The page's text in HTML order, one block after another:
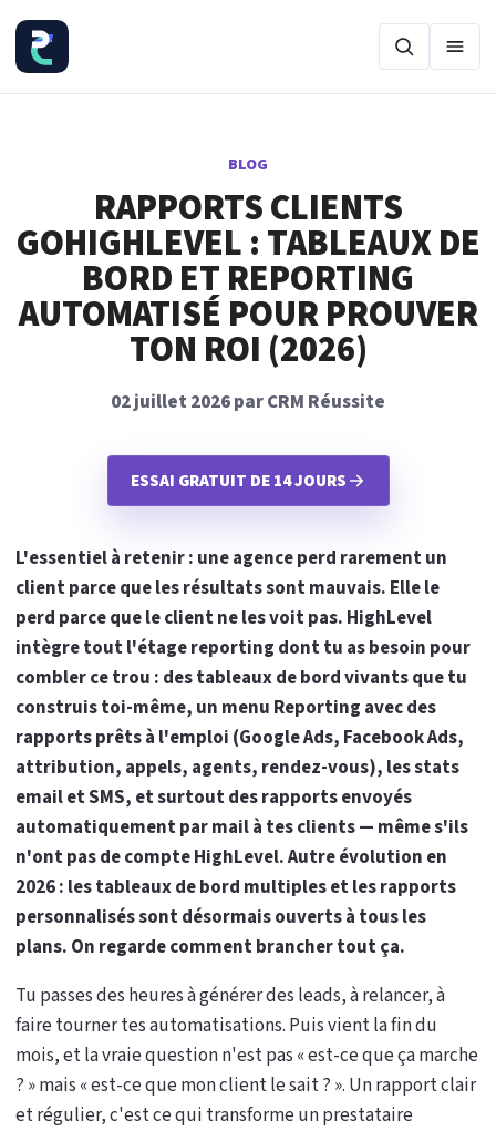
BLOG
RAPPORTS CLIENTS
GOHIGHLEVEL : TABLEAUX DE
BORD ET REPORTING
AUTOMATISÉ POUR PROUVER
TON ROI (2026)
02 juillet 2026 par CRM Réussite
ESSAI GRATUIT DE 14 JOURS
L'essentiel à retenir : une agence perd rarement un
client parce que les résultats sont mauvais. Elle le
perd parce que le client ne les voit pas. HighLevel
intègre tout l'étage reporting dont tu as besoin pour
combler ce trou : des tableaux de bord vivants que tu
construis toi-même, un menu Reporting avec des
rapports prêts à l'emploi (Google Ads, Facebook Ads,
attribution, appels, agents, rendez-vous), les stats
email et SMS, et surtout des rapports envoyés
automatiquement par mail à tes clients — même s'ils
n'ont pas de compte HighLevel. Autre évolution en
2026 : les tableaux de bord multiples et les rapports
personnalisés sont désormais ouverts à tous les
plans. On regarde comment brancher tout ça.
Tu passes des heures à générer des leads, à relancer, à
faire tourner tes automatisations. Puis vient la fin du
mois, et la vraie question n'est pas « est-ce que ça marche
? » mais « est-ce que mon client le sait ? ». Un rapport clair
et régulier, c'est ce qui transforme un prestataire